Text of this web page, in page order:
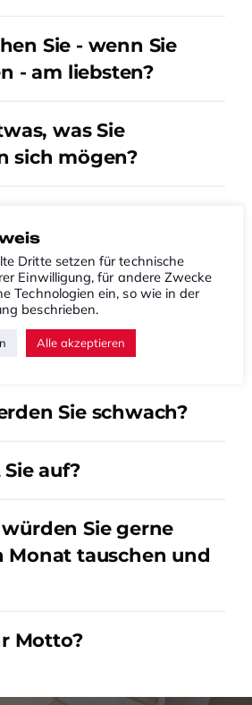
Sie - wenn Sie
- am liebsten?
was Sie
sich mögen?
sich nicht mögen?
Sie immer schon
haben sich aber
Sie schwach?
auf?
Sie gerne
Monat tauschen und
Motto?
Dritte setzen für technische
Einwilligung, für andere Zwecke
Technologien ein, so wie in der
beschrieben.
Alle akzeptieren